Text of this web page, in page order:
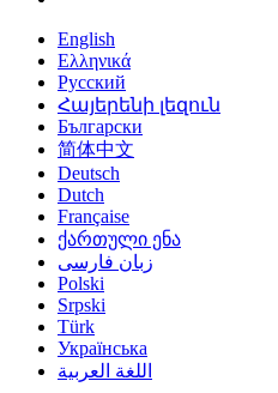
English
Ελληνικά
Русский
Հայերենի լեզուն
Български
简体中文
Deutsch
Dutch
Française
ქართული ენა
زبان فارسی
Polski
Srpski
Türk
Українська
اللغة العربية